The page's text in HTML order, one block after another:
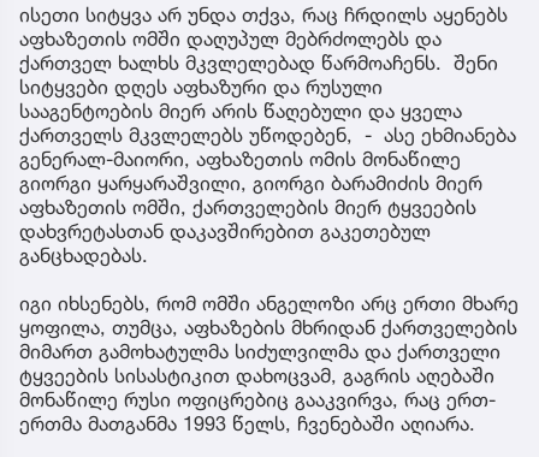
ისეთი სიტყვა არ უნდა თქვა, რაც ჩრდილს აყენებს
აფხაზეთის ომში დაღუპულ მებრძოლებს და
ქართველ ხალხს მკვლელებად წარმოაჩენს. შენი
სიტყვები დღეს აფხაზური და რუსული
სააგენტოების მიერ არის წაღებული და ყველა
ქართველს მკვლელებს უწოდებენ, - ასე ეხმიანება
გენერალ-მაიორი, აფხაზეთის ომის მონაწილე
გიორგი ყარყარაშვილი, გიორგი ბარამიძის მიერ
აფხაზეთის ომში, ქართველების მიერ ტყვეების
დახვრეტასთან დაკავშირებით გაკეთებულ
განცხადებას.
იგი იხსენებს, რომ ომში ანგელოზი არც ერთი მხარე
ყოფილა, თუმცა, აფხაზების მხრიდან ქართველების
მიმართ გამოხატულმა სიძულვილმა და ქართველი
ტყვეების სისასტიკით დახოცვამ, გაგრის აღებაში
მონაწილე რუსი ოფიცრებიც გააკვირვა, რაც ერთ-
ერთმა მათგანმა 1993 წელს, ჩვენებაში აღიარა.